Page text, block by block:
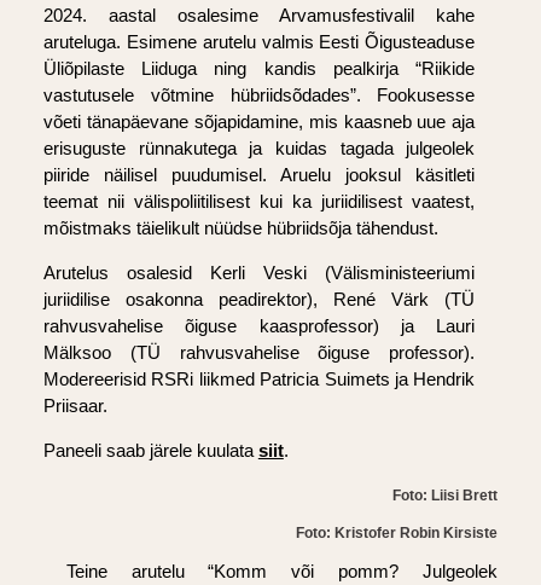
2024. aastal osalesime Arvamusfestivalil kahe
aruteluga. Esimene arutelu valmis Eesti Õigusteaduse
Üliõpilaste Liiduga ning kandis pealkirja “Riikide
vastutusele võtmine hübriidsõdades”. Fookusesse
võeti tänapäevane sõjapidamine, mis kaasneb uue aja
erisuguste rünnakutega ja kuidas tagada julgeolek
piiride näilisel puudumisel. Aruelu jooksul käsitleti
teemat nii välispoliitilisest kui ka juriidilisest vaatest,
mõistmaks täielikult nüüdse hübriidsõja tähendust.
Arutelus osalesid Kerli Veski (Välisministeeriumi
juriidilise osakonna peadirektor), René Värk (TÜ
rahvusvahelise õiguse kaasprofessor) ja Lauri
Mälksoo (TÜ rahvusvahelise õiguse professor).
Modereerisid RSRi liikmed Patricia Suimets ja Hendrik
Priisaar.
Paneeli saab järele kuulata siit.
Foto: Liisi Brett
Foto: Kristofer Robin Kirsiste
Teine arutelu “Komm või pomm? Julgeolek